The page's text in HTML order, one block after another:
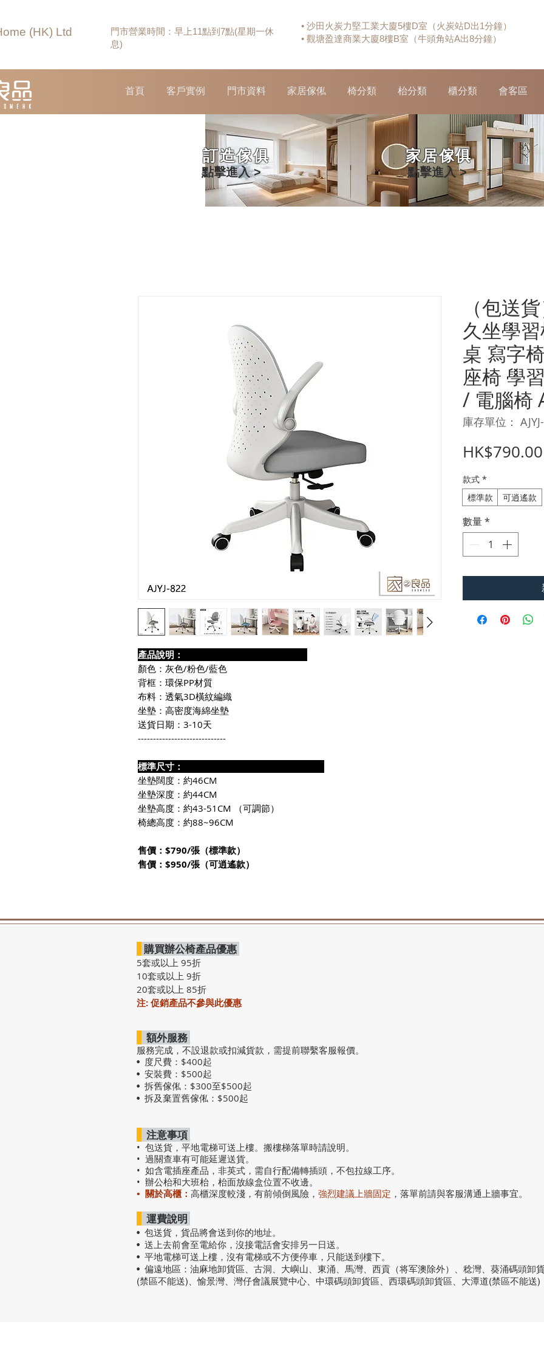
(HK) Ltd
門市營業時間：早上11點到7點(星期一休
息)
• 沙田火炭力堅工業大廈5樓D室（火炭站D出1分鐘）
• 觀塘盈達商業大廈8樓B室（牛頭角站A出8分鐘）
首頁 客戶實例 門市資料 家居傢俬 椅分類 枱分類 櫃分類 會客區
訂造傢俱
點擊進入 >
家居傢俱
點擊進入 >
產品說明：
顏色：灰色/粉色/藍色
背框：環保PP材質
布料：透氣3D橫紋編織
坐墊：高密度海綿坐墊
送貨日期：3-10天
-----------------------------
標準尺寸：
坐墊闊度：約46CM
坐墊深度：約44CM
坐墊高度：約43-51CM （可調節）
椅總高度：約88~96CM
售價：$790/張（標準款）
售價：$950/張（可逍遙款）
（包送
久坐學
桌 寫字
座椅 學
/ 電腦椅
庫存單位：
HK$790.00
款式 *
標準款
可逍遙款
數量*
購買辦公椅產品優惠
5套或以上 95折
10套或以上 9折
20套或以上 85折
注: 促銷產品不參與此優惠
額外服務
服務完成，不設退款或扣減貨款，需提前聯繫客服報價。
• 度尺費：$400起
• 安裝費：$500起
• 拆舊傢俬：$300至$500起
• 拆及棄置舊傢俬：$500起
注意事項
• 包送貨，平地電梯可送上樓。搬樓梯落單時請說明。
• 過關查車有可能延遲送貨。
• 如含電插座產品，非英式，需自行配備轉插頭，不包拉線工序。
• 辦公枱和大班枱，枱面放線盒位置不收邊。
• 關於高櫃： 高櫃深度較淺，有前傾倒風險， 強烈建議上牆固定 ，落單前請與客服溝通上牆事宜。
運費說明
• 包送貨 ， 貨品將會送到你的地址。
• 送上去前會至電給你，沒接電話會安排另一日送。
• 平地電梯可送上樓，沒有電梯或不方便停車，只能送到樓下。
• 偏遠地區：油麻地卸貨區、古洞、大嶼山、東涌、馬灣、西貢（将军澳除外）、稔灣、葵涌碼頭卸
(禁區不能送)、愉景灣、灣仔會議展覽中心、中環碼頭卸貨區、西環碼頭卸貨區、大潭道(禁區不能送)